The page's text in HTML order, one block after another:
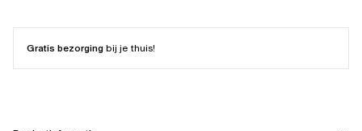
Gratis bezorgingbij je thuis!